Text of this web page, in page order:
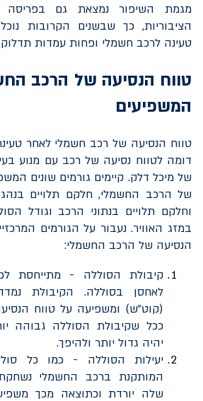
מגמת השיפור נמצאת גם בפריסה
הציבוריות, כך שבשנים הקרובות
טעינה לרכב חשמלי ופחות עמדות
טווח הנסיעה של הרכב
המשפיעים
טווח הנסיעה של רכב חשמלי לאחר
דומה לטווח נסיעה של רכב עם מנוע
של מיכל דלק. קיימים גורמים שונים
של הרכב החשמלי, חלקם תלויים בנהג
וחלקם תלויים בנתוני הרכב וגודל
במזג האוויר. נעבור על הגורמים
הנסיעה של הרכב החשמלי:
קיבולת הסוללה - מתייחסת
לאחסן בסוללה. הקיבולת
(קוט"ש) ומשפיעה על טווח
ככל שקיבולת הסוללה גבוהה
יהיה גדול יותר ולהיפך.
יעילות הסוללה - כמו כל
המותקנת ברכב החשמלי
שלה יורדת וכתוצאה מכך